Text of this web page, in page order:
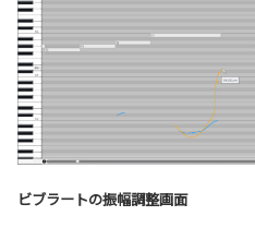
ビブラートの振幅調整画面